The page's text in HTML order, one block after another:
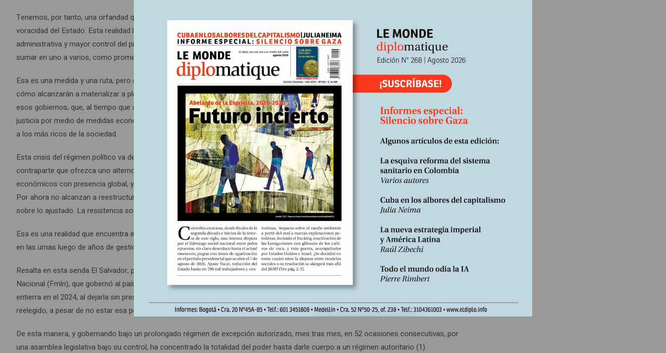
Tenemos, por tanto, una orfandad que contribuye a la prolongación de formas de dirigir el país y que sostienen –e incluso amplían– la
voracidad del Estado. Esta realidad les da espacio a los libertarios, ahora con expresión en Colombia, para prometer eficiencia
administrativa y mayor control del presupuesto nacional, al eliminar miles de puestos administrativos. así como algunos ministerios. o
sumar en uno a varios, como promete quien está por recibir las riendas del país.
Esa es una medida y una ruta, pero en lo profundo de sus pretensiones aspiran a vaciar el Estado, refundarlo, sin ser claro hasta ahora
cómo alcanzarán a materializar a plenitud su propósito y hacia dónde van. Tal proceder permite ver escenas de confusión y desorden en
esos gobiernos, que, al tiempo que aplican austeridad en el gasto social y desmontan parte de su institucionalidad, prometen construir
justicia por medio de medidas económicas ya padecidas en otros momentos de la historia del continente, cuya aplicación solo beneficia
a los más ricos de la sociedad.
Esta crisis del régimen político va de la mano de la que sufre el modo de producción en toda su bastedad, y que no encuentra una
contraparte que ofrezca uno alterno y con amplio respaldo social. Es en ese interregno cuando alcanzan a verse conglomerados
económicos con presencia global, y grupos de ideólogos y asesores políticos que actúan afanosos en pro de redibujar el neoliberalismo.
Por ahora no alcanzan a reestructurarlo, pero avanzan experimentando paquetes programáticos, midiendo la reacción social, ajustando
sobre lo ajustado. La resistencia social que encuentran es mínima, es manejable.
Esa es una realidad que encuentra en América Latina un terreno expedito, tras gobiernos con sello de izquierda o progresista, vencidos
en las urnas luego de años de gestión y desgaste social por falta de realizaciones que hicieran honor a sus promesas.
Resalta en esta senda El Salvador, país donde Nayib Bukele venció en febrero de 2019 al Frente Farabundo Martí para la Liberación
Nacional (Fmln), que gobernó al país durante diez años, con dos gobiernos consecutivos (2009/2014, 2014/2019), organización a la cual
entierra en el 2024, al dejarla sin presencia en el órgano legislativo ni en los territorios municipales. Valido de argucias jurídicas, logra ser
reelegido, a pesar de no estar esa posibilidad en la Constitución Nacional, y ahora, tras reformarla, la incluye como indefinida.
De esta manera, y gobernando bajo un prolongado régimen de excepción autorizado, mes tras mes, en 52 ocasiones consecutivas, por
una asamblea legislativa bajo su control, ha concentrado la totalidad del poder hasta darle cuerpo a un régimen autoritario (1).